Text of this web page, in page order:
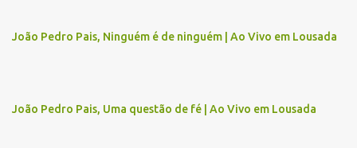
i
João Pedro Pais, Ninguém é de ninguém | Ao Vivo em Lousada
João Pedro Pais, Uma questão de fé | Ao Vivo em Lousada